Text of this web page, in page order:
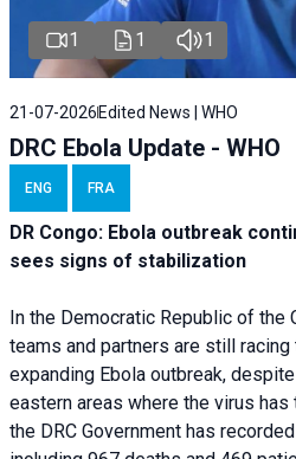
1 1 1
21-07-2026 Edited News | WHO
DRC Ebola Update - WHO
ENG FRA
DR Congo: Ebola outbreak
sees signs of stabilization
In the Democratic Republic of the
teams and partners are still
expanding Ebola outbreak,
eastern areas where the virus
the DRC Government has